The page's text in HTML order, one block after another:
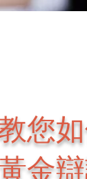
您如
金